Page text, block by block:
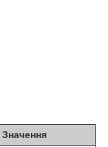
Значення